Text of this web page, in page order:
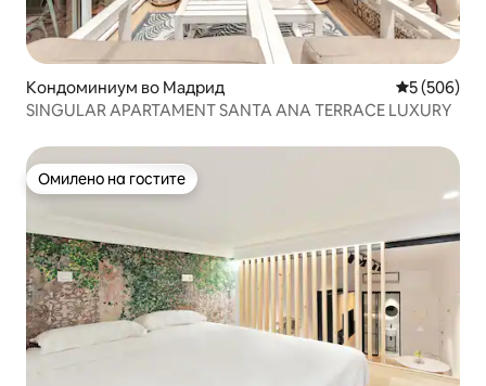
Кондоминиум во Мадрид Просечна
5 (506)
SINGULAR APARTAMENT SANTA ANA TERRACE LUXURY
Омилено на гостите
Омилено на гостите